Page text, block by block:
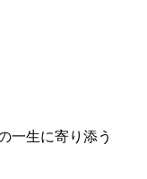
一生に寄り添う